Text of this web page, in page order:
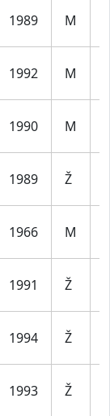
1989 M
1992 M
1990 M
1989 Ž
1966 M
1991 Ž
1994 Ž
1993 Ž